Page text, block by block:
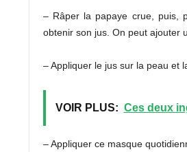
– Râper la papaye crue, puis,
obtenir son jus. On peut ajouter
– Appliquer le jus sur la peau et
VOIR PLUS: Ces deux
– Appliquer ce masque